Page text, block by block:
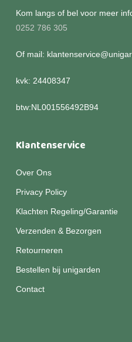
Kom langs of bel voor meer
0252 786 305
Of mail:
kvk: 24408347
btw:NL001556492B94
Klantenservice
Over Ons
Privacy Policy
Klachten Regeling/Garantie
Verzenden & Bezorgen
Retourneren
Bestellen bij unigarden
Contact